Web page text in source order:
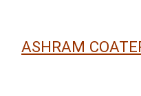
ASHRAM